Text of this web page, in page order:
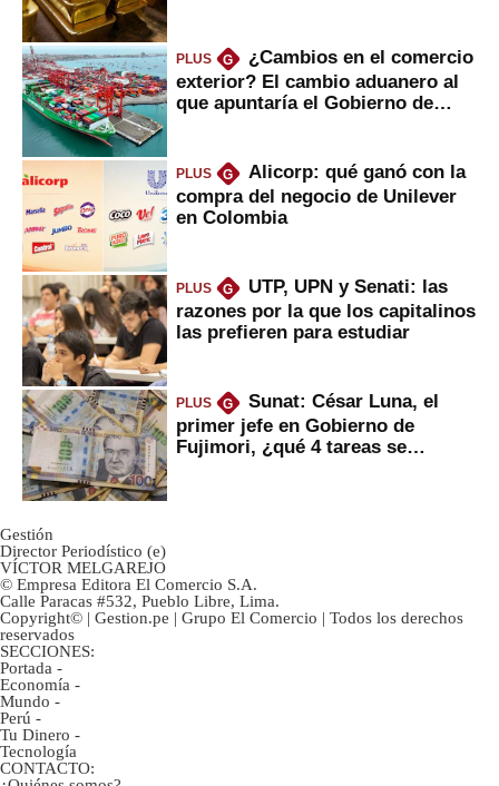
PLUS G
¿Cambios en el comercio
exterior? El cambio aduanero al
que apuntaría el Gobierno de
PLUS G
Alicorp: qué ganó con la
compra del negocio de Unilever
en Colombia
PLUS G
UTP, UPN y Senati: las
razones por la que los capitalinos
las prefieren para estudiar
PLUS G
Sunat: César Luna, el
primer jefe en Gobierno de
Fujimori, ¿qué 4 tareas se
Gestión
Director Periodístico (e)
VÍCTOR MELGAREJO
© Empresa Editora El Comercio S.A.
Calle Paracas #532, Pueblo Libre, Lima.
Copyright© | Gestion.pe | Grupo El Comercio | Todos los derechos
reservados
SECCIONES:
Portada -
Economía -
Mundo -
Perú -
Tu Dinero -
Tecnología
CONTACTO: